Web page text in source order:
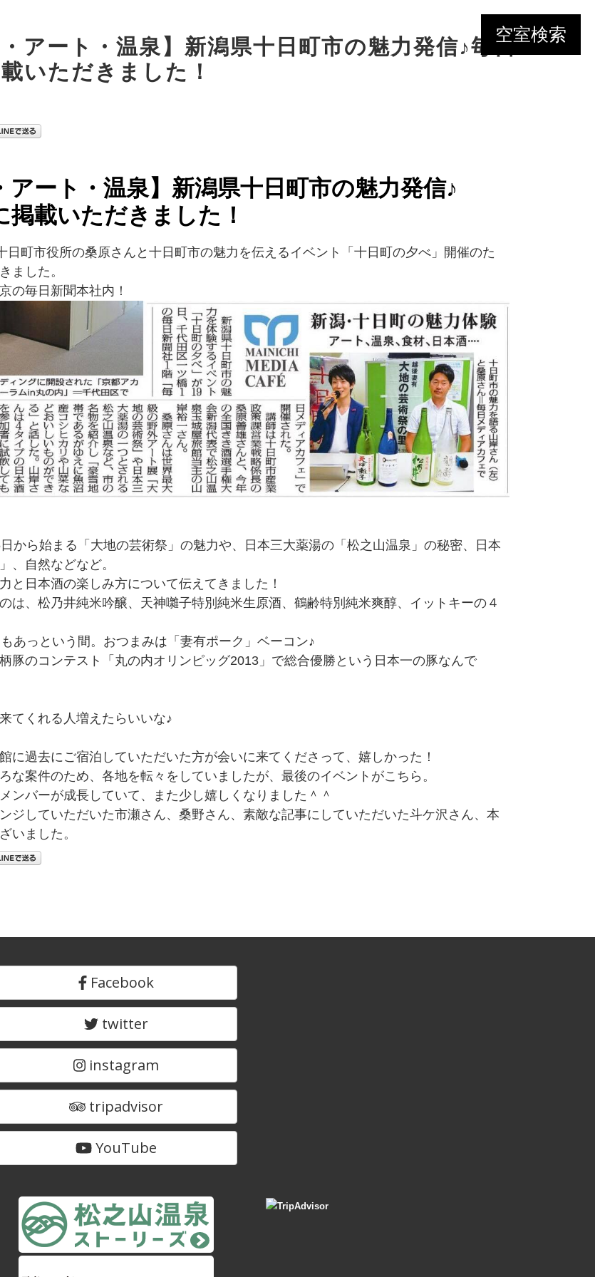
空室検索
・アート・温泉】新潟県十日町市の魅力発信♪毎日
いただきました！
アート・温泉】新潟県十日町市の魅力発信♪
掲載いただきました！
日町市役所の桑原さんと十日町市の魅力を伝えるイベント「十日町の夕べ」開催のた
ました。
の毎日新聞本社内！
から始まる「大地の芸術祭」の魅力や、日本三大薬湯の「松之山温泉」の秘密、日本
、自然などなど。
と日本酒の楽しみ方について伝えてきました！
は、松乃井純米吟醸、天神囃子特別純米生原酒、鶴齢特別純米爽醇、イットキーの４
あっという間。おつまみは「妻有ポーク」ベーコン♪
豚のコンテスト「丸の内オリンピッグ2013」で総合優勝という日本一の豚なんで
てくれる人増えたらいいな♪
に過去にご宿泊していただいた方が会いに来てくださって、嬉しかった！
な案件のため、各地を転々をしていましたが、最後のイベントがこちら。
ンバーが成長していて、また少し嬉しくなりました＾＾
ジしていただいた市瀬さん、桑野さん、素敵な記事にしていただいた斗ケ沢さん、本
いました。
Facebook
twitter
instagram
tripadvisor
YouTube